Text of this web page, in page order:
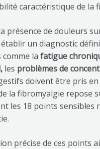
caractéristique de la
présence de douleurs
un diagnostic
la fatigue
les problèmes de
doivent être pris en
la fibromyalgie repose
les 18 points sensibles
précise de ces points